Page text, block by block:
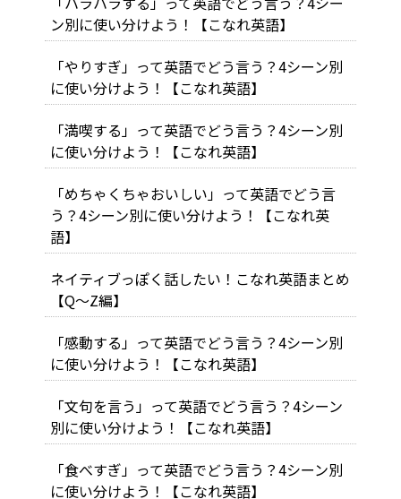
ン別に使い分けよう！【こなれ英語】
「やりすぎ」って英語でどう言う？4シーン別
に使い分けよう！【こなれ英語】
「満喫する」って英語でどう言う？4シーン別
に使い分けよう！【こなれ英語】
「めちゃくちゃおいしい」って英語でどう言
う？4シーン別に使い分けよう！【こなれ英
語】
ネイティブっぽく話したい！こなれ英語まとめ
【Q～Z編】
「感動する」って英語でどう言う？4シーン別
に使い分けよう！【こなれ英語】
「文句を言う」って英語でどう言う？4シーン
別に使い分けよう！【こなれ英語】
「食べすぎ」って英語でどう言う？4シーン別
に使い分けよう！【こなれ英語】